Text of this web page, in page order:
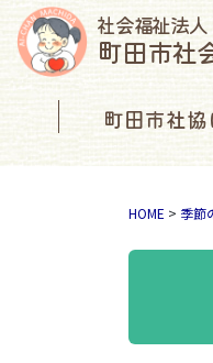
社会福祉法人
町田市社
コンテンツへスキップ
メインナビ
町田市社
HOME > 季節